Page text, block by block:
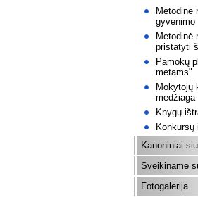
Metodinė
gyvenimo
Metodinė
pristatyti
Pamokų
metams"
Mokytojų
medžiaga
Knygų
Konkursų
Kanoniniai
Sveikiname
Fotogalerija